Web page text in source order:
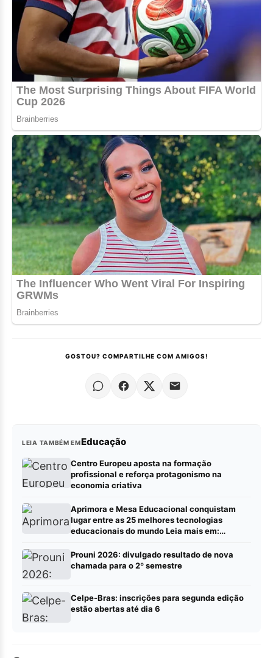
GOSTOU? COMPARTILHE COM AMIGOS!
LEIA TAMBÉM EMEducação
Centro Europeu aposta na formação
profissional e reforça protagonismo na
economia criativa
Aprimora e Mesa Educacional conquistam
lugar entre as 25 melhores tecnologias
educacionais do mundo Leia mais em:
pauta – Portalrbn)
Prouni 2026: divulgado resultado de nova
chamada para o 2º semestre
Celpe-Bras: inscrições para segunda edição
estão abertas até dia 6